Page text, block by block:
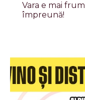
Vara e mai
împreună!